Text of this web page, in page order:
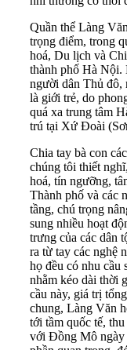
Quần thể Làng
trọng điểm, trong
hoá, Du lịch và
thành phố Hà Nội.
người dân Thủ đô,
là giới trẻ, do
quá xa trung tâm
trú tại Xứ Đoài
Chia tay bà con
chúng tôi thiết
hoá, tín ngưỡng,
Thành phố và các
tầng, chú trọng
sung nhiều hoạt
trưng của các dân
ra từ tay các nghệ
họ đều có nhu cầu
nhằm kéo dài thời
cầu này, giá trị
chung, Làng Văn
tới tầm quốc tế,
với Đồng Mô ngày